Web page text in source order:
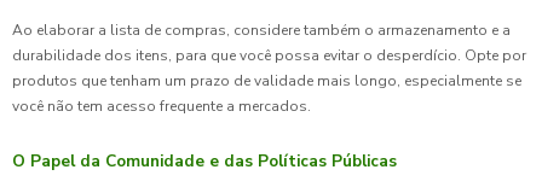
Ao elaborar a lista de compras, considere também o armazenamento e a
durabilidade dos itens, para que você possa evitar o desperdício. Opte por
produtos que tenham um prazo de validade mais longo, especialmente se
você não tem acesso frequente a mercados.
O Papel da Comunidade e das Políticas Públicas